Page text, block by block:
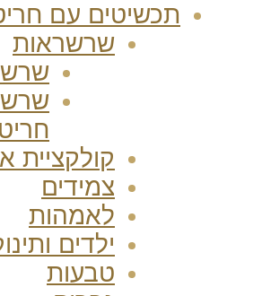
תכשיטים עם
שרשראות
קולקציית
צמידים
לאמהות
ילדים
טבעות